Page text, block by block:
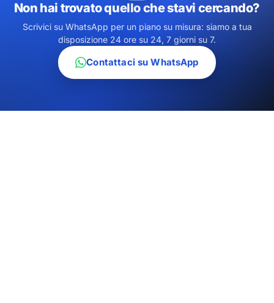
Non hai trovato quello che stavi cercando?
Scrivici su WhatsApp per un piano su misura: siamo a tua
disposizione 24 ore su 24, 7 giorni su 7.
Contattaci su WhatsApp